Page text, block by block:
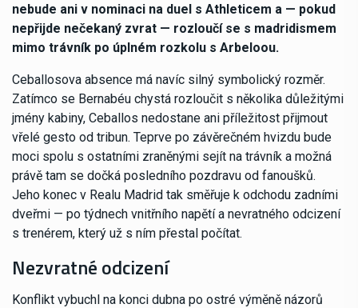
nebude ani v nominaci na duel s Athleticem a — pokud
nepřijde nečekaný zvrat — rozloučí se s madridismem
mimo trávník po úplném rozkolu s Arbeloou.
Ceballosova absence má navíc silný symbolický rozměr.
Zatímco se Bernabéu chystá rozloučit s několika důležitými
jmény kabiny, Ceballos nedostane ani příležitost přijmout
vřelé gesto od tribun. Teprve po závěrečném hvizdu bude
moci spolu s ostatními zraněnými sejít na trávník a možná
právě tam se dočká posledního pozdravu od fanoušků.
Jeho konec v Realu Madrid tak směřuje k odchodu zadními
dveřmi — po týdnech vnitřního napětí a nevratného odcizení
s trenérem, který už s ním přestal počítat.
Nezvratné odcizení
Konflikt vybuchl na konci dubna po ostré výměně názorů